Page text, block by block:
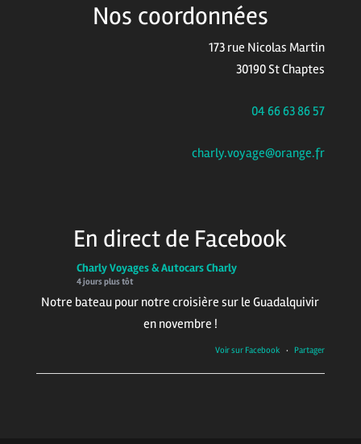
Nos coordonnées
173 rue Nicolas Martin
30190 St Chaptes
04 66 63 86 57
charly.voyage@orange.fr
En direct de Facebook
Charly Voyages & Autocars Charly
4 jours plus tôt
Notre bateau pour notre croisière sur le Guadalquivir
en novembre !
Voir sur Facebook · Partager